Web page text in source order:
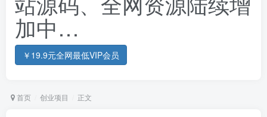
加中…
￥19.9元全网最低VIP会员
首页 创业项目 正文